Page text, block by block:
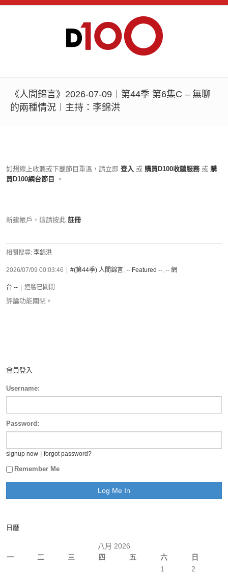
《人間錦言》2026-07-09︱第44季 第6集C – 無聊
的兩種情況︱主持：李錦洪
如想線上收聽或下載節目重溫，請立即 登入 或 購買D100收聽服務 或 購
買D100網台節目
。
新建帳戶，這請按此 註冊
相關搜尋: 李錦洪
2026/07/09 00:03:46 #(第44季) 人間錦言, -- Featured --, -- 網
台 -- 迴響已關閉
評論功能關閉。
會員登入
Username:
Password:
signup now forgot password?
Remember Me
日曆
八月 2026
一
二 三 四 五 六 日
1
2